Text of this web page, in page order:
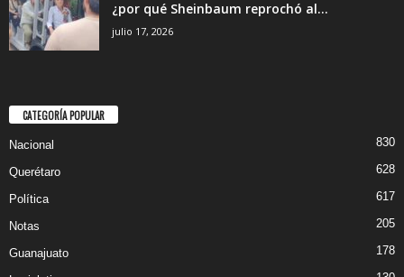
¿por qué Sheinbaum reprochó al...
julio 17, 2026
CATEGORÍA POPULAR
Nacional 830
Querétaro 628
Política 617
Notas 205
Guanajuato 178